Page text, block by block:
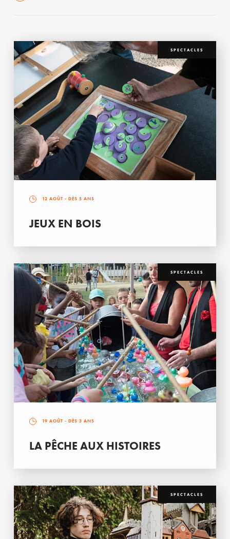
SPECTACLES
12 AOÛT - DÈS 5 ANS
JEUX EN BOIS
SPECTACLES
19 AOÛT - DÈS 3 ANS
LA PÊCHE AUX HISTOIRES
SPECTACLES